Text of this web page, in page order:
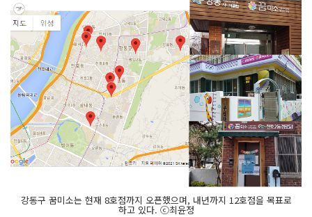
강동구 꿈미소는 현재 8호점까지 오픈했으며, 내년까지 12호점을 목표로
하고 있다. ⓒ최윤정